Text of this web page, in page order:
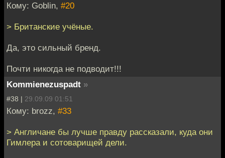
Кому: Goblin, #20
> Британские учёные.
Да, это сильный бренд.
Почти никогда не подводит!!!
Kommienezuspadt »
#38 | 29.09.09 01:51
Кому: brozz, #33
> Англичане бы лучше правду рассказали, куда они
Гимлера и сотоварищей дели.